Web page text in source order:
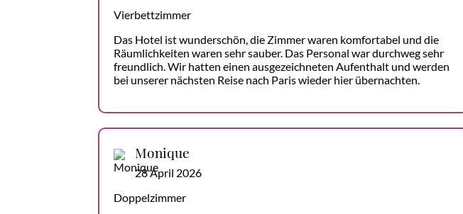
Vierbettzimmer
Das Hotel ist wunderschön, die Zimmer waren komfortabel und die
Räumlichkeiten waren sehr sauber. Das Personal war durchweg sehr
freundlich. Wir hatten einen ausgezeichneten Aufenthalt und werden
bei unserer nächsten Reise nach Paris wieder hier übernachten.
Monique
28 April 2026
Doppelzimmer